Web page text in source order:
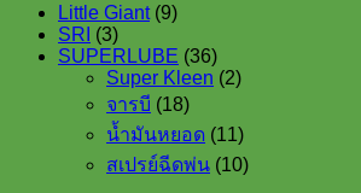
Little Giant 99
SRI 33
products
SUPERLUBE 3636
products
Super Kleen 22
จารบี 1818
products
น้ำมันหยอด 1111
products
สเปรย์ฉีดพ่น 1010
products